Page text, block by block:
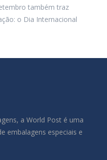
também traz
o Dia Internacional
a World Post é uma
embalagens especiais e